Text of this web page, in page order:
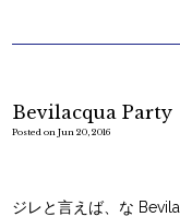
Bevilacqua Party
Posted on Jun 20, 2016
ジレと言えば、な